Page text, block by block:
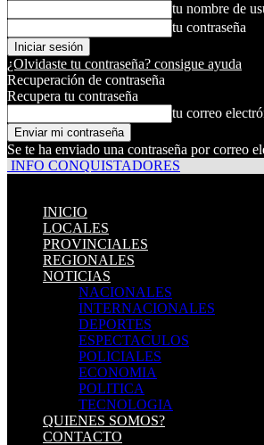
tu nombre de
tu contraseña
¿Olvidaste tu contraseña? consigue ayuda
Recuperación de contraseña
Recupera tu contraseña
tu correo
Se te ha enviado una contraseña por correo
INFO CONQUISTADORES
INICIO
LOCALES
PROVINCIALES
REGIONALES
NOTICIAS
NACIONALES
INTERNACIONALES
DEPORTES
ESPECTACULOS
POLICIALES
ECONOMIA
POLITICA
TECNOLOGIA
QUIENES SOMOS?
CONTACTO